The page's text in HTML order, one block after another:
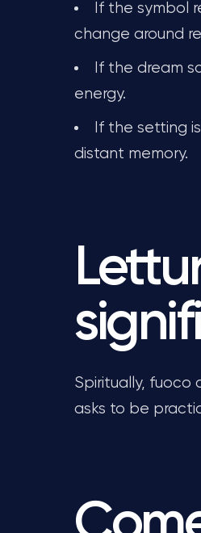
If the symbol
change around
If the dream
energy.
If the setting
distant memory.
Spiritually, fuoco
asks to be